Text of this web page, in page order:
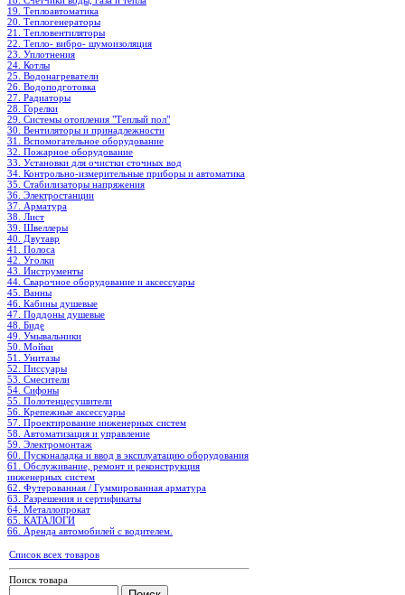
19. Теплоавтоматика
20. Теплогенераторы
21. Тепловентиляторы
22. Тепло- вибро- шумоизоляция
23. Уплотнения
24. Котлы
25. Водонагреватели
26. Водоподготовка
27. Радиаторы
28. Горелки
29. Системы отопления "Теплый пол"
30. Вентиляторы и принадлежности
31. Вспомогательное оборудование
32. Пожарное оборудование
33. Установки для очистки сточных вод
34. Контрольно-измерительные приборы и автоматика
35. Стабилизаторы напряжения
36. Электростанции
37. Арматура
38. Лист
39. Швеллеры
40. Двутавр
41. Полоса
42. Уголки
43. Инструменты
44. Сварочное оборудование и аксессуары
45. Ванны
46. Кабины душевые
47. Поддоны душевые
48. Биде
49. Умывальники
50. Мойки
51. Унитазы
52. Писсуары
53. Смесители
54. Сифоны
55. Полотенцесушители
56. Крепежные аксессуары
57. Проектирование инженерных систем
58. Автоматизация и управление
59. Электромонтаж
60. Пусконаладка и ввод в эксплуатацию оборудования
61. Обслуживание, ремонт и реконструкция
инженерных систем
62. Футерованная / Гуммированная арматура
63. Разрешения и сертификаты
64. Металлопрокат
65. КАТАЛОГИ
66. Аренда автомобилей с водителем.
Список всех товаров
Поиск товара